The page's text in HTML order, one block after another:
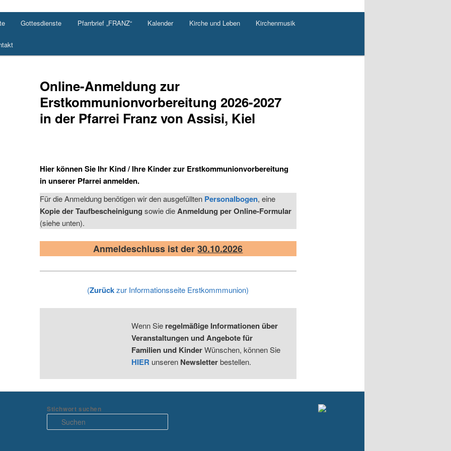
Gottesdienste Pfarrbrief „FRANZ“ Kalender Kirche und Leben Kirchenmusik
Online-Anmeldung zur
Erstkommunionvorbereitung 2026-2027
in der Pfarrei Franz von Assisi, Kiel
Hier können Sie Ihr Kind / Ihre Kinder zur Erstkommunionvorbereitung
in unserer Pfarrei anmelden.
Für die Anmeldung benötigen wir den ausgefüllten Personalbogen, eine
Kopie der Taufbescheinigungsowie dieAnmeldung per Online-Formular
(siehe unten).
Anmeldeschluss ist der30.10.2026
(Zurückzur Informationsseite Erstkommmunion)
Wenn Sie regelmäßige Informationen über
Veranstaltungen und Angebote für
Familien und KinderWünschen, können Sie
HIER unseren Newsletterbestellen.
Stichwort suchen
u